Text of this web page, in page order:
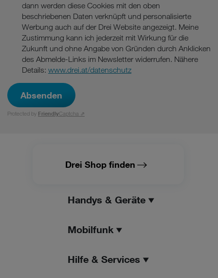
dann werden diese Cookies mit den oben
beschriebenen Daten verknüpft und personalisierte
Werbung auch auf der Drei Website angezeigt. Meine
Zustimmung kann ich jederzeit mit Wirkung für die
Zukunft und ohne Angabe von Gründen durch Anklicken
des Abmelde-Links im Newsletter widerrufen. Nähere
Details: www.drei.at/datenschutz
Absenden
Protected by FriendlyCaptcha ⇗
Drei Shop finden
Handys & Geräte
Mobilfunk
Hilfe & Services